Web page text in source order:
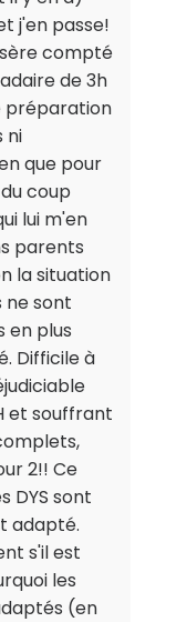
j'en passe!
compté
de 3h
préparation
ni
que pour
coup
lui m'en
parents
la situation
ne sont
en plus
Difficile à
et souffrant
2!! Ce
DYS sont
adapté.
s'il est
les
(en